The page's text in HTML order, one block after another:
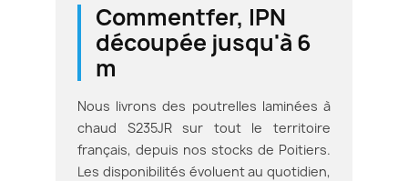
Commentfer, IPN
découpée jusqu'à 6
m
Nous livrons des poutrelles laminées à
chaud S235JR sur tout le territoire
français, depuis nos stocks de Poitiers.
Les disponibilités évoluent au quotidien,